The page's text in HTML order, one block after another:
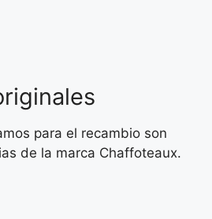
para el recambio son
de la marca Chaffoteaux.